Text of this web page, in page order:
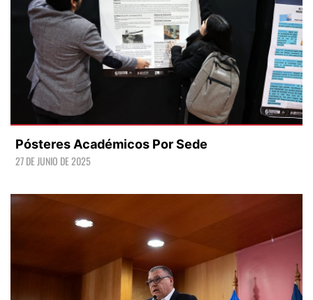
Pósteres Académicos Por Sede
27 DE JUNIO DE 2025